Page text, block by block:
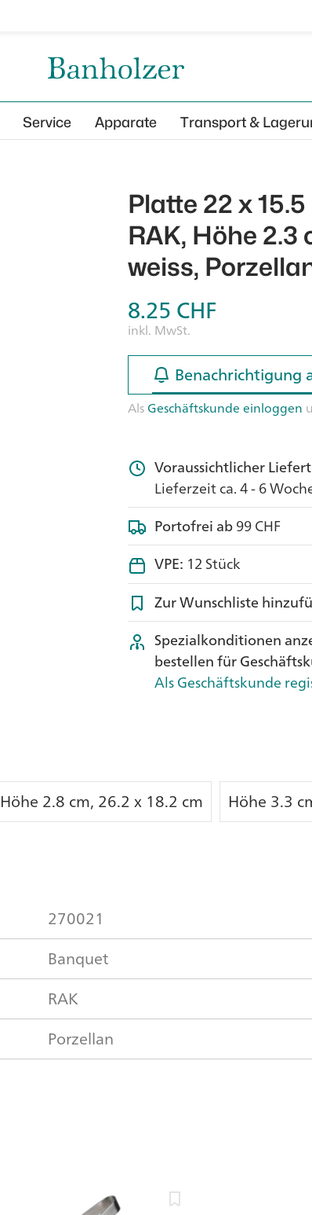
Service Apparate Transport &
Platte 22 x
RAK, Höhe 2.3
weiss,
8.25CHF
inkl. MwSt.
Benachrichtigung
Benachrichtigung
AlsGeschäftskunde einloggen
Voraussichtlicher
Lieferzeit ca. 4 - 6
Portofrei ab99 CHF
VPE: 12 Stück
Zur Wunschliste
Spezialkonditionen
bestellen für
Als Geschäftskunde
Höhe 2.8 cm, 26.2 x 18.2 cm Höhe 3.3
270021
Banquet
RAK
Porzellan